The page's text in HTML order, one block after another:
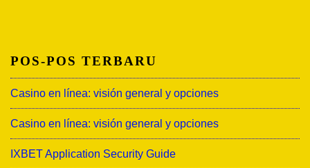
POS-POS TERBARU
Casino en línea: visión general y opciones
Casino en línea: visión general y opciones
IXBET Application Security Guide